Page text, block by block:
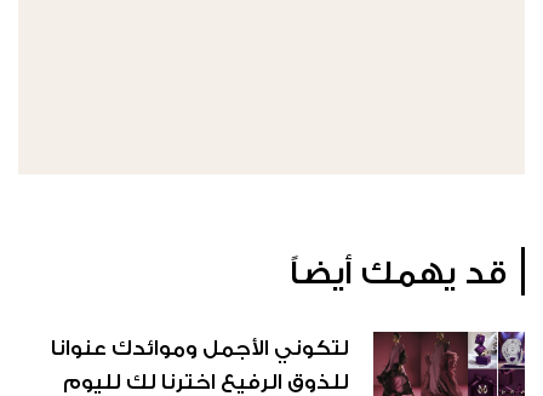
قد يهمك أيضاً
لتكوني الأجمل وموائدك عنوانا
للذوق الرفيع اخترنا لك لليوم